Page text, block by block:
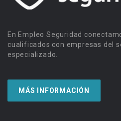
En Empleo Seguridad
cualificados con empresas del
especializado.
MÁS INFORMACIÓN